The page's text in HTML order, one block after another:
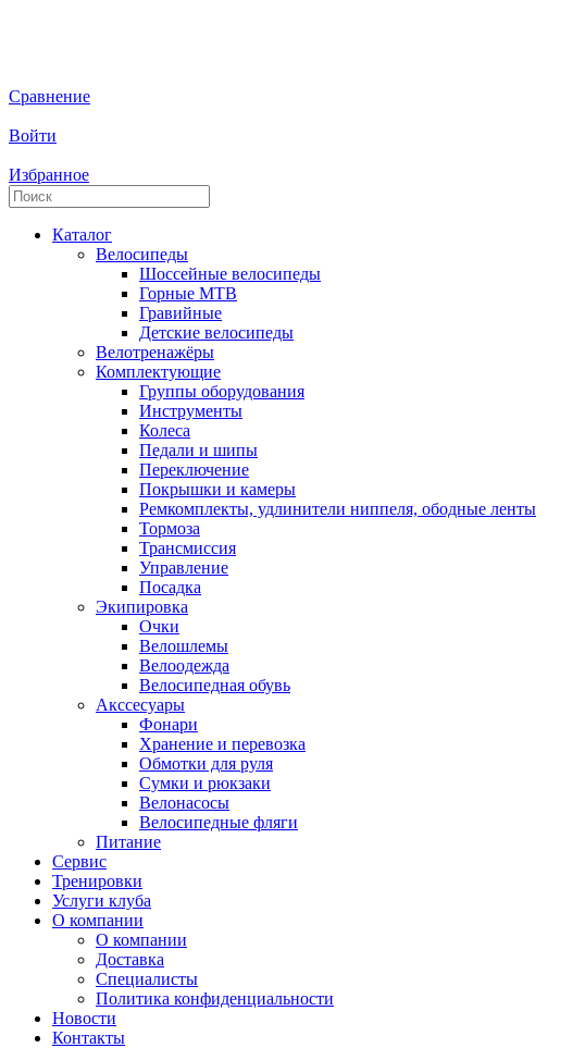
Сравнение
Войти
Избранное
Каталог
Велосипеды
Шоссейные велосипеды
Горные МTB
Гравийные
Детские велосипеды
Велотренажёры
Комплектующие
Группы оборудования
Инструменты
Колеса
Педали и шипы
Переключение
Покрышки и камеры
Ремкомплекты, удлинители ниппеля, ободные ленты
Тормоза
Трансмиссия
Управление
Посадка
Экипировка
Очки
Велошлемы
Велоодежда
Велосипедная обувь
Акссесуары
Фонари
Хранение и перевозка
Обмотки для руля
Сумки и рюкзаки
Велонасосы
Велосипедные фляги
Питание
Сервис
Тренировки
Услуги клуба
О компании
О компании
Доставка
Специалисты
Политика конфиденциальности
Новости
Контакты